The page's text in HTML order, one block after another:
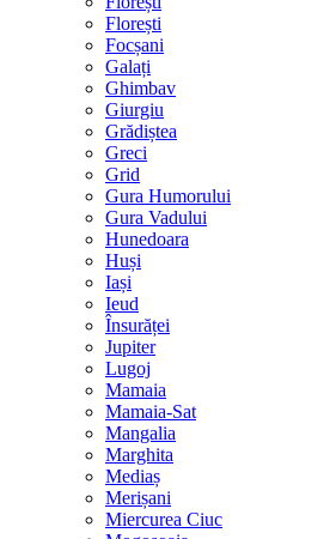
Florești
Focșani
Galați
Ghimbav
Giurgiu
Grădiștea
Greci
Grid
Gura Humorului
Gura Vadului
Hunedoara
Huși
Iași
Ieud
Însurăței
Jupiter
Lugoj
Mamaia
Mamaia-Sat
Mangalia
Marghita
Mediaș
Merișani
Miercurea Ciuc